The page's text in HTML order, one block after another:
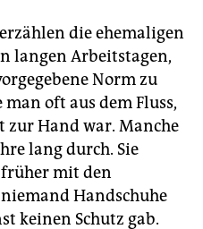
die ehemaligen
langen Arbeitstagen,
Norm zu
oft aus dem Fluss,
zur Hand war. Manche
lang durch. Sie
mit den
Handschuhe
keinen Schutz gab.